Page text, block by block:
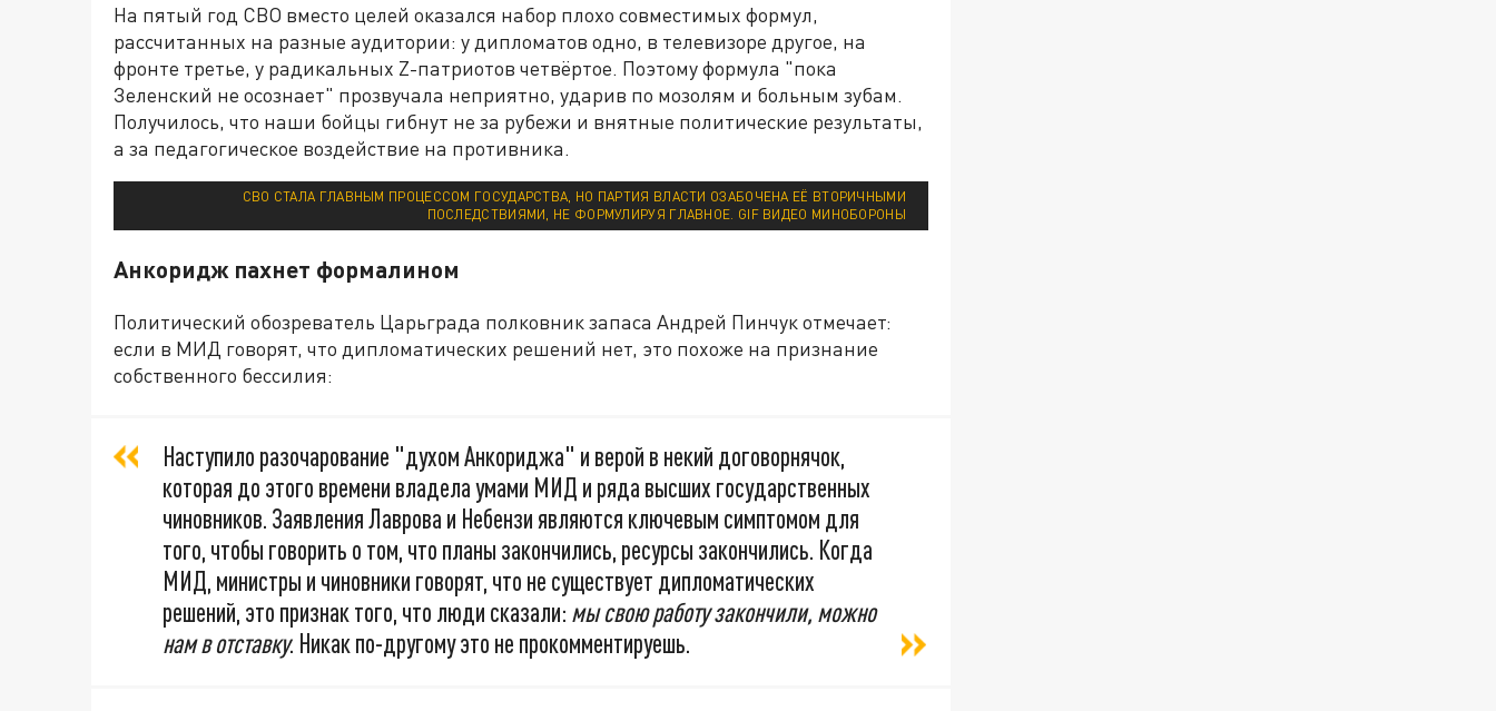
На пятый год СВО вместо целей оказался набор плохо совместимых формул,
рассчитанных на разные аудитории: у дипломатов одно, в телевизоре другое, на
фронте третье, у радикальных Z-патриотов четвёртое. Поэтому формула "пока
Зеленский не осознает" прозвучала неприятно, ударив по мозолям и больным зубам.
Получилось, что наши бойцы гибнут не за рубежи и внятные политические результаты,
а за педагогическое воздействие на противника.
СВО СТАЛА ГЛАВНЫМ ПРОЦЕССОМ ГОСУДАРСТВА, НО ПАРТИЯ ВЛАСТИ ОЗАБОЧЕНА ЕЁ ВТОРИЧНЫМИ
ПОСЛЕДСТВИЯМИ, НЕ ФОРМУЛИРУЯ ГЛАВНОЕ. GIF ВИДЕО МИНОБОРОНЫ
Анкоридж пахнет формалином
Политический обозреватель Царьграда полковник запаса Андрей Пинчук отмечает:
если в МИД говорят, что дипломатических решений нет, это похоже на признание
собственного бессилия:
Наступило разочарование "духом Анкориджа" и верой в некий договорнячок,
которая до этого времени владела умами МИД и ряда высших государственных
чиновников. Заявления Лаврова и Небензи являются ключевым симптомом для
того, чтобы говорить о том, что планы закончились, ресурсы закончились. Когда
МИД, министры и чиновники говорят, что не существует дипломатических
решений, это признак того, что люди сказали: мы свою работу закончили, можно
нам в отставку. Никак по-другому это не прокомментируешь.